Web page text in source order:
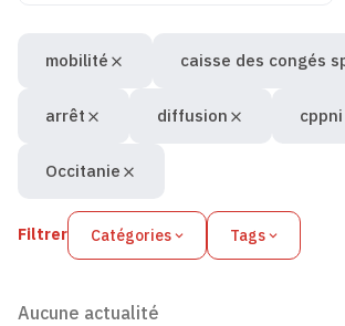
Filtrer Catégories Tags
mobilité caisse des congés
arrêt diffusion cppni
Occitanie
Aucune actualité